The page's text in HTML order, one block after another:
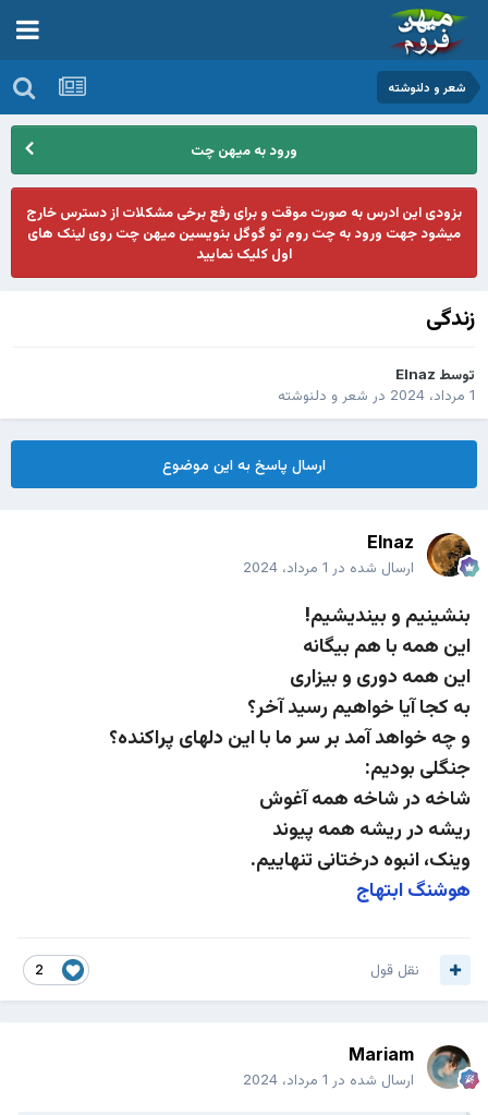
شعر و دلنوشته
ورود به میهن چت
بزودی این ادرس به صورت موقت و برای رفع برخی مشکلات از دسترس خارج
میشود جهت ورود به چت روم تو گوگل بنویسین میهن چت روی لینک های
اول کلیک نمایید
زندگی
توسط Elnaz
در شعر و دلنوشته
ارسال پاسخ به این موضوع
Elnaz
ارسال شده در
بنشینیم و بیندیشیم!
این همه با هم بیگانه
این همه دوری و بیزاری
به کجا آیا خواهیم رسید آخر؟
و چه خواهد آمد بر سر ما با این دلهای پراکنده؟
جنگلی بودیم:
شاخه در شاخه همه آغوش
ریشه در ریشه همه پیوند
وینک، انبوه درختانی تنهاییم.
هوشنگ ابتهاج
2 نقل قول
Mariam
ارسال شده در